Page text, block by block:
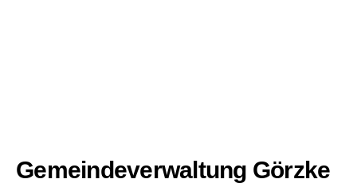
Gemeindeverwaltung Görzke